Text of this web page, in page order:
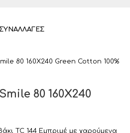
80 160Χ240 Green Cotton 100%
80 160Χ240
TC 144 Εμπριμέ με χαρούμενα